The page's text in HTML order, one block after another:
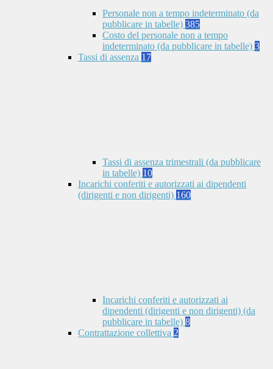
Personale non a tempo indeterminato (da
pubblicare in tabelle) 385
Costo del personale non a tempo
indeterminato (da pubblicare in tabelle) 3
Tassi di assenza 17
Tassi di assenza trimestrali (da pubblicare
in tabelle) 10
Incarichi conferiti e autorizzati ai dipendenti
(dirigenti e non dirigenti) 160
Incarichi conferiti e autorizzati ai
dipendenti (dirigenti e non dirigenti) (da
pubblicare in tabelle) 8
Contrattazione collettiva 2